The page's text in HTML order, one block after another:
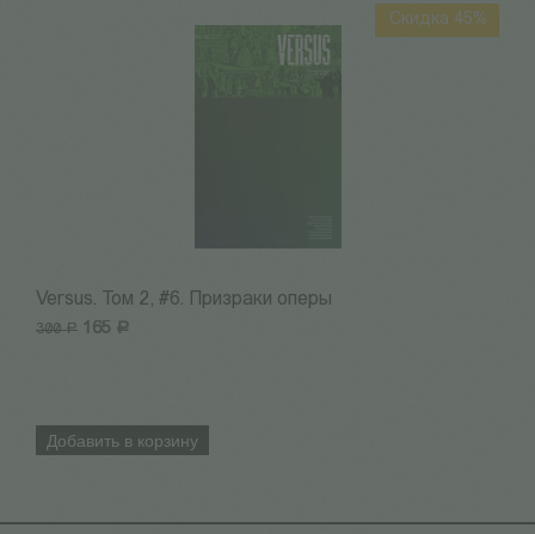
Скидка 45%
Versus. Том 2, #6. Призраки оперы
300 Р 165 Р
Добавить в корзину